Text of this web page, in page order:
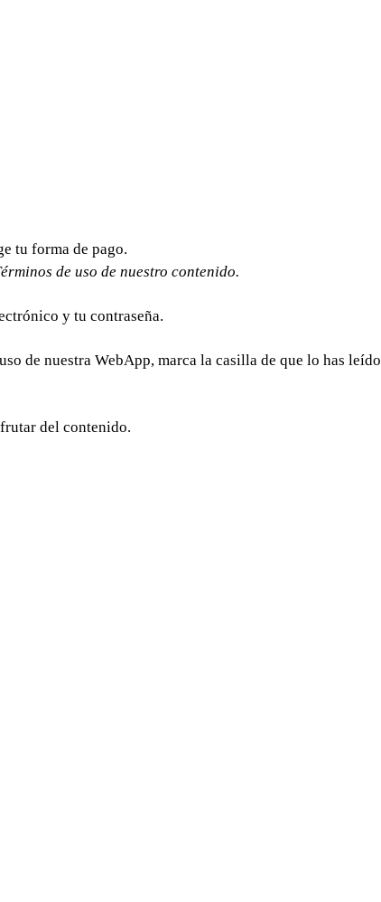
tu forma de pago.
de uso de nuestro contenido.
y tu contraseña.
de nuestra WebApp, marca la casilla de que lo has
del contenido.